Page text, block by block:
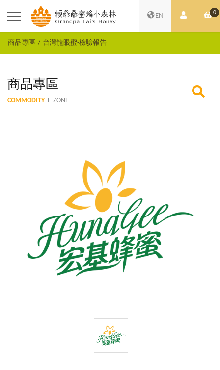
EN 會員中心0
購
商品專區 台灣龍眼蜜-檢驗報告
商品專區
COMMODITY E-ZONE